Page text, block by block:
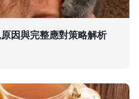
因與完整應對策略解析